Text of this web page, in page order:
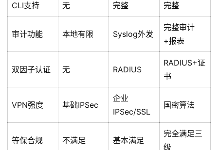
CLI支持 无 完整 完整
审计功能 本地有限 Syslog外发
完整审计
+报表
双因子认证 无 RADIUS
RADIUS+证
书
VPN强度 基础IPSec
企业
IPSec/SSL
国密算法
等保合规 不满足 基本满足
完全满足三
级